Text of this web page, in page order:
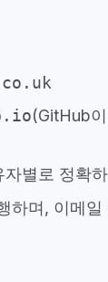
(GitHub
별로 정확
하며, 이메